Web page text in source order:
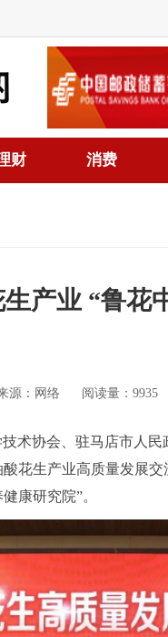
财 消费
产业 “鲁花
源：网络 阅读量：9935
术协会、驻马店市人
花生产业高质量发展
康研究院”。